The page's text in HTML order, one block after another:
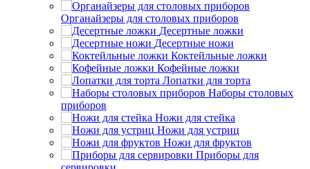
Органайзеры для столовых приборов
Десертные ложки
Десертные ножи
Коктейльные ложки
Кофейные ложки
Лопатки для торта
Наборы столовых
приборов
Ножи для стейка
Ножи для устриц
Ножи для фруктов
Приборы для